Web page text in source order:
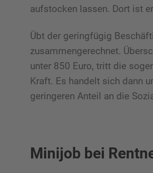
aufstocken lassen. Dort ist
Übt der geringfügig
zusammengerechnet.
unter 850 Euro, tritt die
Kraft. Es handelt sich dann
geringeren Anteil an die
Minijob bei